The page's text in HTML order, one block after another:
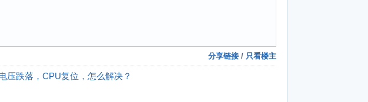
分享链接 / 只看楼主
压跌落，CPU复位，怎么解决？